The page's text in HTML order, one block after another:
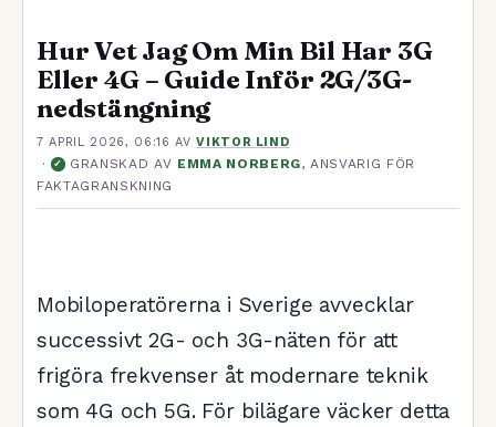
Hur Vet Jag Om Min Bil Har 3G
Eller 4G – Guide Inför 2G/3G-
nedstängning
7 APRIL 2026, 06:16 AVVIKTOR LIND
· ✓ GRANSKAD AV EMMA NORBERG, ANSVARIG FÖR
FAKTAGRANSKNING
Mobiloperatörerna i Sverige avvecklar
successivt 2G- och 3G-näten för att
frigöra frekvenser åt modernare teknik
som 4G och 5G. För bilägare väcker detta